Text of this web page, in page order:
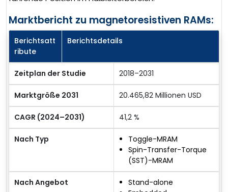
Marktbericht zu magnetoresistiven RAMs:
Berichtsatt
ribute
Berichtsdetails
Zeitplan der Studie 2018–2031
Marktgröße 2031 20.465,82 Millionen USD
CAGR (2024–2031) 41,2 %
Nach Typ
Toggle-MRAM
Spin-Transfer-Torque
(SST)-MRAM
Nach Angebot
Stand-alone